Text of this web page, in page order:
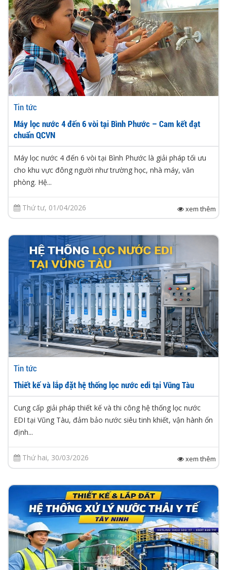
Tin tức
Máy lọc nước 4 đến 6 vòi tại Bình Phước – Cam kết đạt
chuẩn QCVN
Máy lọc nước 4 đến 6 vòi tại Bình Phước là giải pháp tối ưu
cho khu vực đông người như trường học, nhà máy, văn
phòng. Hệ...
Thứ tư, 01/04/2026 xem thêm
Tin tức
Thiết kế và lắp đặt hệ thống lọc nước edi tại Vũng Tàu
Cung cấp giải pháp thiết kế và thi công hệ thống lọc nước
EDI tại Vũng Tàu, đảm bảo nước siêu tinh khiết, vận hành ổn
định...
Thứ hai, 30/03/2026 xem thêm